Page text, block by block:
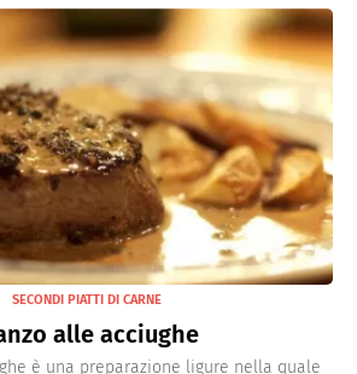
SECONDI PIATTI DI CARNE
alle acciughe
è una preparazione ligure nella quale